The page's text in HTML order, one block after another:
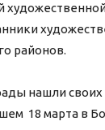
районов.
нашли
18 марта в